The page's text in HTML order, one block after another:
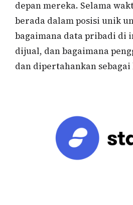
depan mereka. Selama
berada dalam posisi unik
bagaimana data pribadi di
dijual, dan bagaimana
dan dipertahankan sebagai